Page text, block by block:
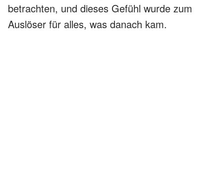
betrachten, und dieses Gefühl wurde zum
Auslöser für alles, was danach kam.